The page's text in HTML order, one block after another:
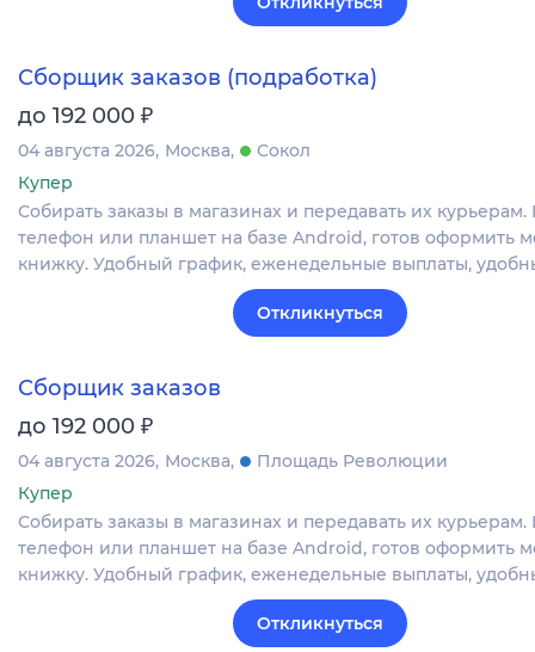
Сборщик заказов (подработка)
до 192 000 ₽
04 августа 2026 Москва
Сокол
Купер
Собирать заказы в магазинах и передавать их курьерам.
телефон или планшет на базе Android, готов оформить
книжку. Удобный график, еженедельные выплаты,
Откликнуться
Сборщик заказов
до 192 000 ₽
04 августа 2026 Москва
Площадь Революции
Купер
Собирать заказы в магазинах и передавать их курьерам.
телефон или планшет на базе Android, готов оформить
книжку. Удобный график, еженедельные выплаты,
Откликнуться